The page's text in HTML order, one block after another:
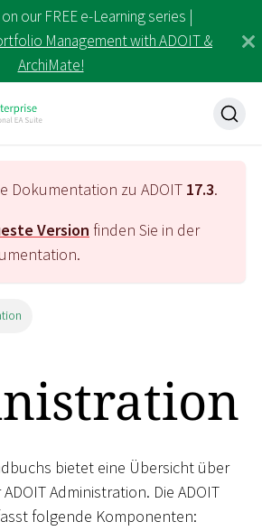
our FREE e-Learning series |
Management with ADOIT &
ArchiMate!
Dokumentation zu ADOIT 17.3.
Version finden Sie in der
bietet eine Übersicht über
Administration. Die ADOIT
folgende Komponenten: